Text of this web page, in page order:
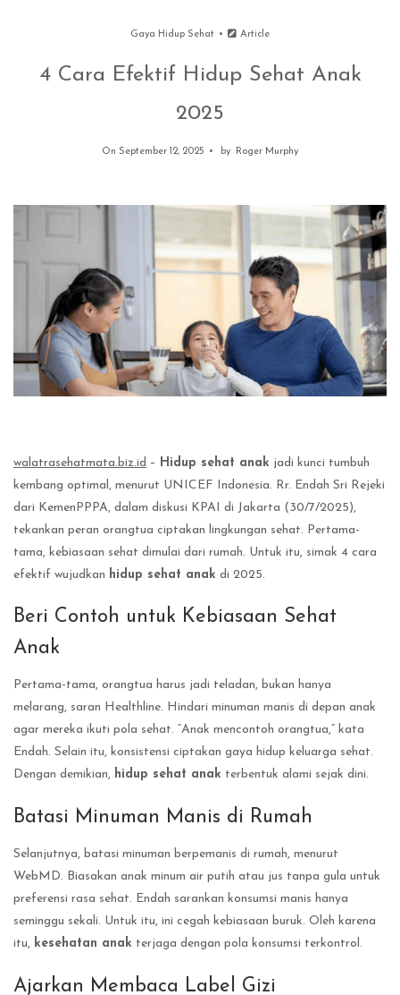
Gaya Hidup Sehat Article
4 Cara Efektif Hidup Sehat Anak
2025
On September 12, 2025 by Roger Murphy
walatrasehatmata.biz.id – Hidup sehat anak jadi kunci tumbuh
kembang optimal, menurut UNICEF Indonesia. Rr. Endah Sri Rejeki
dari KemenPPPA, dalam diskusi KPAI di Jakarta (30/7/2025),
tekankan peran orangtua ciptakan lingkungan sehat. Pertama-
tama, kebiasaan sehat dimulai dari rumah. Untuk itu, simak 4 cara
efektif wujudkan hidup sehat anak di 2025.
Beri Contoh untuk Kebiasaan Sehat
Anak
Pertama-tama, orangtua harus jadi teladan, bukan hanya
melarang, saran Healthline. Hindari minuman manis di depan anak
agar mereka ikuti pola sehat. “Anak mencontoh orangtua,” kata
Endah. Selain itu, konsistensi ciptakan gaya hidup keluarga sehat.
Dengan demikian, hidup sehat anak terbentuk alami sejak dini.
Batasi Minuman Manis di Rumah
Selanjutnya, batasi minuman berpemanis di rumah, menurut
WebMD. Biasakan anak minum air putih atau jus tanpa gula untuk
preferensi rasa sehat. Endah sarankan konsumsi manis hanya
seminggu sekali. Untuk itu, ini cegah kebiasaan buruk. Oleh karena
itu, kesehatan anak terjaga dengan pola konsumsi terkontrol.
Ajarkan Membaca Label Gizi